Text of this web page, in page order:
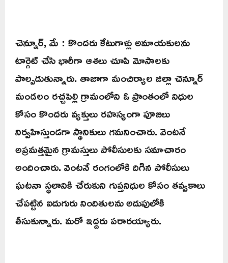
చెన్నూర్, మే : కొందరు కేటుగాళ్లు అమాయకులను‌
టార్గెట్ చేసి భారీగా ఆశలు చూపి మోసాలకు
పాల్పడుతున్నారు. తాజాగా మంచిర్యాల జిల్లా చెన్నూర్
మండలం రచ్చపెల్లి గ్రామంలోని ఓ ప్రాంతంలో నిధుల
కోసం కొందరు వ్యక్తులు రహస్యంగా పూజలు
నిర్వహిస్తుండగా స్థానికులు గమనించారు. వెంటనే
అప్రమత్తమైన గ్రామస్తులు పోలీసులకు సమాచారం
అందించారు. వెంటనే రంగంలోకి దిగిన పోలీసులు
ఘటనా స్థలానికి చేరుకుని గుప్తనిధుల కోసం తవ్వకాలు
చేపట్టిన ఐదుగురు నిందితులను అదుపులోకి
తీసుకున్నారు. మరో ఇద్దరు పరారయ్యారు.